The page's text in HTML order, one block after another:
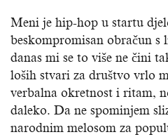
Meni je hip-hop u startu
beskompromisan obračun s
danas mi se to više ne čini
loših stvari za društvo vrlo
verbalna okretnost i ritam,
daleko. Da ne spominjem
narodnim melosom za